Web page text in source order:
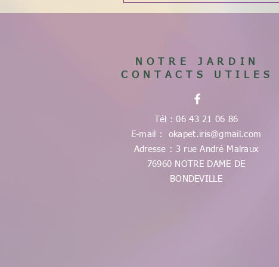
NOTRE JARDIN
CONTACTS UTILES
Tél : 06 43 21 06 86
E-mail : okapet.iris@gmail.com
Adresse : 3 rue André Malraux
76960 NOTRE DAME DE
BONDEVILLE